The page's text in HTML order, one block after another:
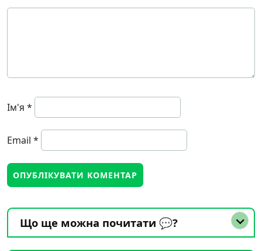
Ім'я *
Email *
Що ще можна почитати 💬?